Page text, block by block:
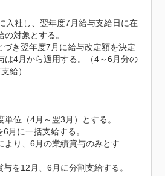
入社し、翌年度7月給与支給日に在
対象とする。
き翌年度7月に給与改定額を決定
は4月から適用する。（4～6月分の
給）
位（4月～翌3月）とする。
月に一括支給する。
より、6月の業績賞与のみとす
を12月、6月に分割支給する。